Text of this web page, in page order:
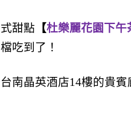
甜點 【杜樂麗花園下午
吃到了！
南晶英酒店14樓的貴